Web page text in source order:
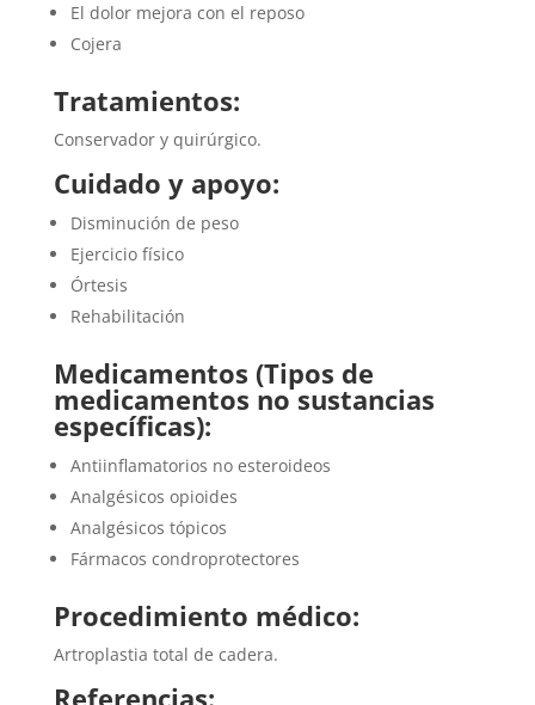
El dolor mejora con el reposo
Cojera
Tratamientos:
Conservador y quirúrgico.
Cuidado y apoyo:
Disminución de peso
Ejercicio físico
Órtesis
Rehabilitación
Medicamentos (Tipos de
medicamentos no sustancias
específicas):
Antiinflamatorios no esteroideos
Analgésicos opioides
Analgésicos tópicos
Fármacos condroprotectores
Procedimiento médico:
Artroplastia total de cadera.